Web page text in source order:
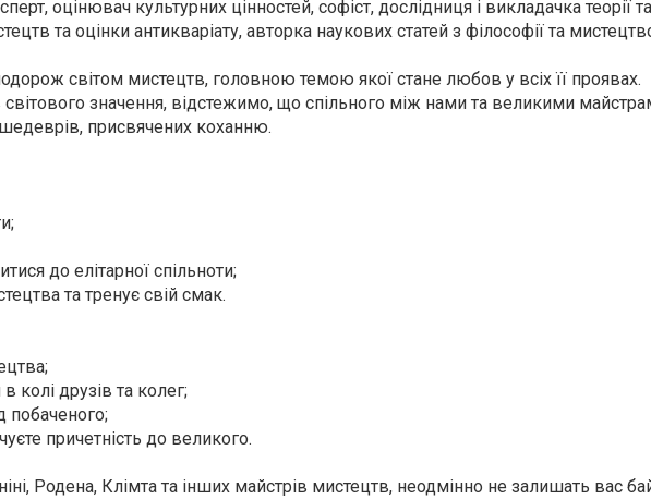
оцінювач культурних цінностей, софіст, дослідниця і викладачка теорії та
та оцінки антикваріату, авторка наукових статей з філософії та
світом мистецтв, головною темою якої стане любов у всіх її проявах.
значення, відстежимо, що спільного між нами та великими
присвячених коханню.
до елітарної спільноти;
та тренує свій смак.
колі друзів та колег;
побаченого;
причетність до великого.
Родена, Клімта та інших майстрів мистецтв, неодмінно не залишать вас